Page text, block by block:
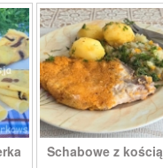
Schabowe z kością